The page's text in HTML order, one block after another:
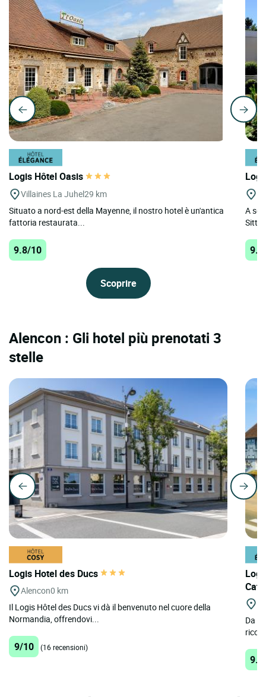
Logis Hôtel Oasis
Villaines La Juhel29 km
Situato a nord-est della Mayenne, il nostro hotel è un'antica
fattoria restaurata...
9.8/10
Scoprire
A
Alencon : Gli hotel più prenotati 3
stelle
Logis Hotel des Ducs
Alencon0 km
Il Logis Hôtel des Ducs vi dà il benvenuto nel cuore della
Normandia, offrendovi...
9/10 (16 recensioni)
Da